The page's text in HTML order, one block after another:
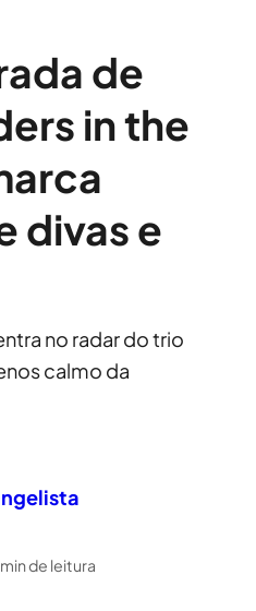
de
in the
divas e
no radar do trio
calmo da
min de leitura